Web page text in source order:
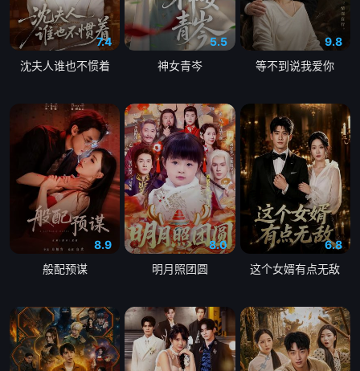
7.4
沈夫人谁也不惯着
5.5
神女青岑
9.8
等不到说我爱你
8.9
般配预谋
8.0
明月照团圆
6.8
这个女婿有点无敌